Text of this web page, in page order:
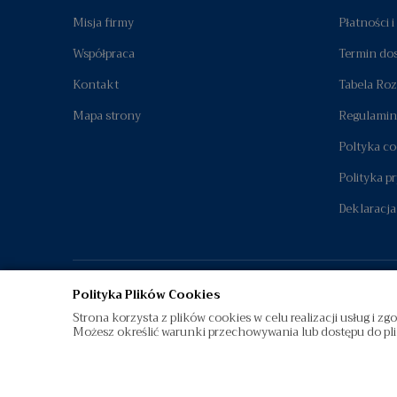
Polityka Plików Cookies
Strona korzysta z plików cookies w celu realizacji usług i
Możesz określić warunki przechowywania lub dostępu do
Dołącz do grona naszych zadowolonych klientów, a w
Misja firmy
Współpraca
Kontakt
Mapa strony
Płatności
Termin
Tabela
Poltyka
Polityka